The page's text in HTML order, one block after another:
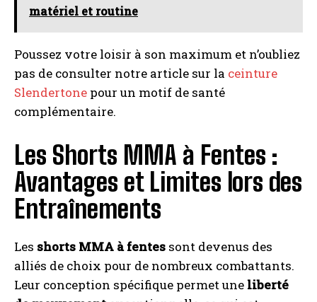
matériel et routine
Poussez votre loisir à son maximum et n’oubliez
pas de consulter notre article sur la ceinture
Slendertone pour un motif de santé
complémentaire.
Les Shorts MMA à Fentes :
Avantages et Limites lors des
Entraînements
Les shorts MMA à fentes sont devenus des
alliés de choix pour de nombreux combattants.
Leur conception spécifique permet une liberté